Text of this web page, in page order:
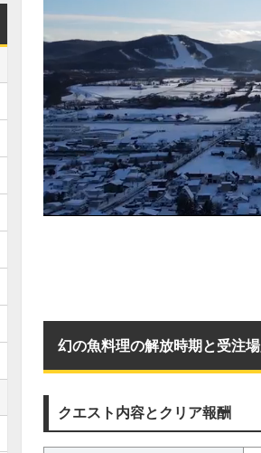
幻の魚料理の解放時期と受注
クエスト内容とクリア報酬